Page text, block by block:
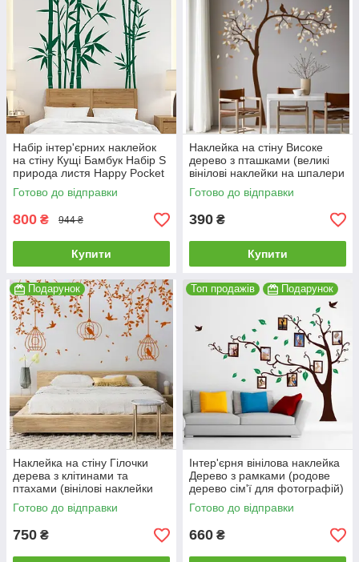
Набір інтер'єрних наклейок
на стіну Кущі Бамбук Набір S
природа листя Happy Pocket
Темно-зелений HP-068S-
613M
Готово до відправки
800 ₴ 944 ₴
Купити
Наклейка на стіну Високе
дерево з пташками (великі
вінілові наклейки на шпалери
дерева) матова 1000x1400
мм
Готово до відправки
390 ₴
Купити
Подарунок
Наклейка на стіну Гілочки
дерева з клітинами та
птахами (вінілові наклейки
ПВХ) матова 2000x1000 мм
Готово до відправки
750 ₴
Топ продажів Подарунок
Інтер'єрня вінілова наклейка
Дерево з рамками (родове
дерево сім'ї для фотографій)
глянсове 1664х1300 мм
Готово до відправки
660 ₴